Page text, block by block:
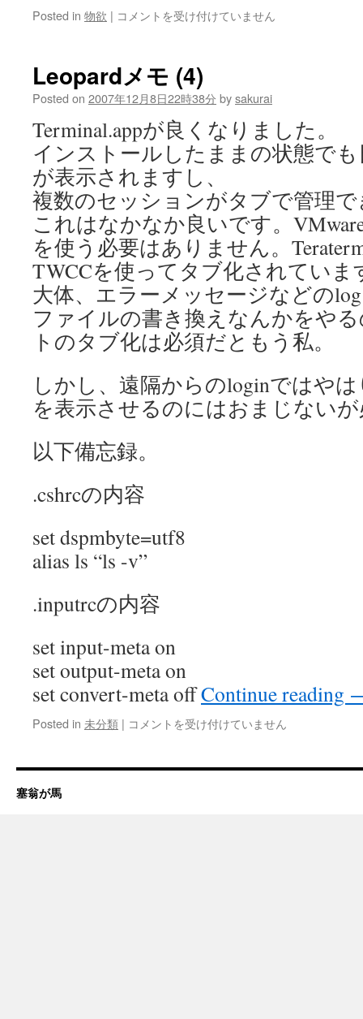
Posted in 物欲 | 電
端
末
コメントを受け付けていません
Leopardメモ (4)
Posted on 2007年12月8日22時38分 bysakurai
Terminal.appが良くなりました。
インストールしたままの状態で
が表示されますし、
複数のセッションがタブで管理
これはなかなか良いです。
を使う必要はありません。
TWCCを使ってタブ化されていま
大体、エラーメッセージなどの
ファイルの書き換えなんかをや
トのタブ化は必須だともう私。
しかし、遠隔からのloginではや
を表示させるのにはおまじない
以下備忘録。
.cshrcの内容
set dspmbyte=utf8
alias ls “ls -v”
.inputrcの内容
set input-meta on
set output-meta on
set convert-meta offContinue reading
Posted in 未分類 | Leopard
(4)
コメントを受け付けていません
塞翁が馬